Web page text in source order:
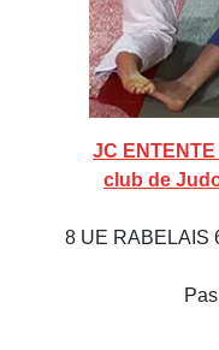
JC
club de
8 UE RABELAIS